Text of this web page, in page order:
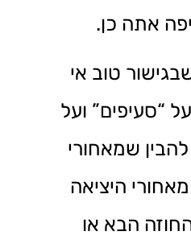
אתה כן.
טוב אי
“סעיפים” ועל
שמאחורי
היציאה
הבא או